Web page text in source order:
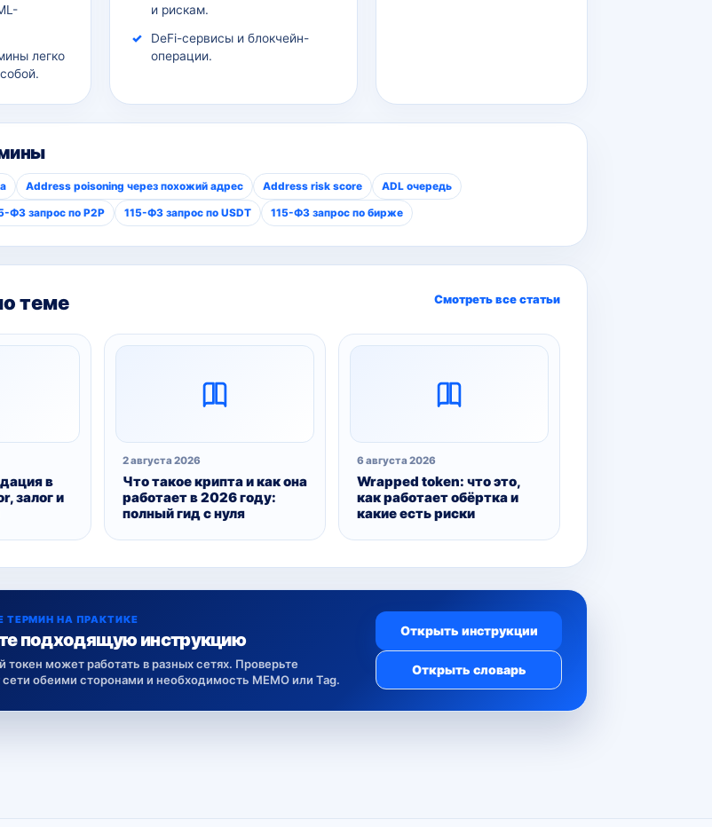
легко
и рискам.
DeFi-сервисы и блокчейн-
операции.
Address poisoning через похожий адрес Address risk score ADL очередь
ФЗ запрос по P2P 115-ФЗ запрос по USDT 115-ФЗ запрос по бирже
теме Смотреть все статьи
в
залог и
2 августа 2026
Что такое крипта и как она
работает в 2026 году:
полный гид с нуля
6 августа 2026
Wrapped token: что это,
как работает обёртка и
какие есть риски
ТЕРМИН НА ПРАКТИКЕ
подходящую инструкцию
токен может работать в разных сетях. Проверьте
обеими сторонами и необходимость MEMO или Tag.
Открыть инструкции
Открыть словарь